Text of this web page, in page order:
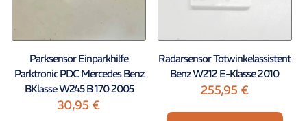
Parksensor Einparkhilfe
Parktronic PDC Mercedes Benz
BKlasse W245 B 170 2005
30,95€
Radarsensor Totwinkelassistent
Benz W212 E-Klasse 2010
255,95 €